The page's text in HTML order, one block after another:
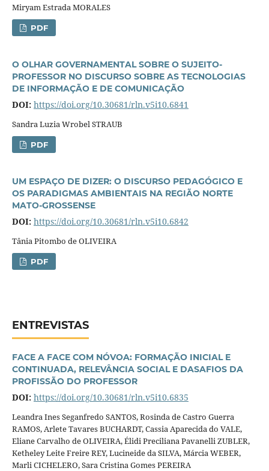
Miryam Estrada MORALES
PDF
O OLHAR GOVERNAMENTAL SOBRE O SUJEITO-
PROFESSOR NO DISCURSO SOBRE AS TECNOLOGIAS
DE INFORMAÇÃO E DE COMUNICAÇÃO
DOI: https://doi.org/10.30681/rln.v5i10.6841
Sandra Luzia Wrobel STRAUB
PDF
UM ESPAÇO DE DIZER: O DISCURSO PEDAGÓGICO E
OS PARADIGMAS AMBIENTAIS NA REGIÃO NORTE
MATO-GROSSENSE
DOI: https://doi.org/10.30681/rln.v5i10.6842
Tânia Pitombo de OLIVEIRA
PDF
ENTREVISTAS
FACE A FACE COM NÓVOA: FORMAÇÃO INICIAL E
CONTINUADA, RELEVÂNCIA SOCIAL E DASAFIOS DA
PROFISSÃO DO PROFESSOR
DOI: https://doi.org/10.30681/rln.v5i10.6835
Leandra Ines Seganfredo SANTOS, Rosinda de Castro Guerra
RAMOS, Arlete Tavares BUCHARDT, Cassia Aparecida do VALE,
Eliane Carvalho de OLIVEIRA, Élidi Preciliana Pavanelli ZUBLER,
Ketheley Leite Freire REY, Lucineide da SILVA, Márcia WEBER,
Marli CICHELERO, Sara Cristina Gomes PEREIRA